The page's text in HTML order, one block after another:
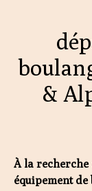
&
À la recherche
équipement